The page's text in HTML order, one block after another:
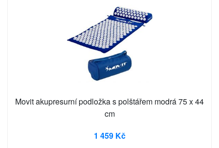
Movit akupresurní podložka s polštářem modrá 75 x 44
cm
1 459 Kč